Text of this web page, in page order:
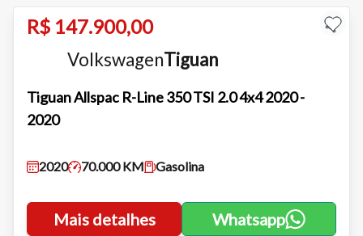
teclado.
R$ 147.900,00
VolkswagenTiguan
TiguanAllspac R-Line 350 TSI 2.0 4x4 2020 -
2020
2020 70.000 KM Gasolina
Mais detalhes Whatsapp